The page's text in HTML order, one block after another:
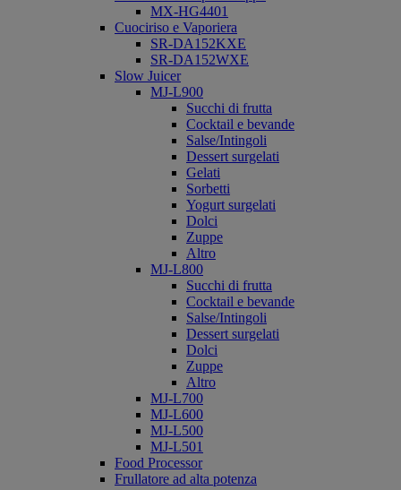
MX-HG4401
Cuociriso e Vaporiera
SR-DA152KXE
SR-DA152WXE
Slow Juicer
MJ-L900
Succhi di frutta
Cocktail e bevande
Salse/Intingoli
Dessert surgelati
Gelati
Sorbetti
Yogurt surgelati
Dolci
Zuppe
Altro
MJ-L800
Succhi di frutta
Cocktail e bevande
Salse/Intingoli
Dessert surgelati
Dolci
Zuppe
Altro
MJ-L700
MJ-L600
MJ-L500
MJ-L501
Food Processor
Frullatore ad alta potenza